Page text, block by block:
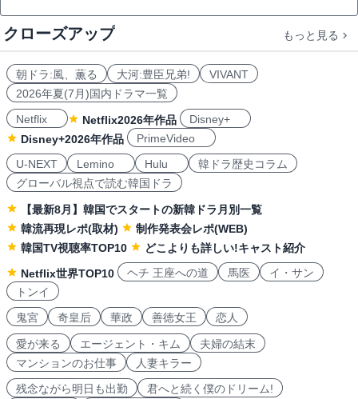
クローズアップ もっと見る
朝ドラ:風、薫る 大河:豊臣兄弟!
VIVANT
2026年夏(7月)国内ドラマ一覧
Netflix
Netflix2026年作品
Disney+
Disney+2026年作品
PrimeVideo
U-NEXT
Lemino Hulu
韓ドラ歴史コラム
グローバル視点で読む韓国ドラ
【最新8月】韓国でスタートの新韓ドラ月別一覧
韓流再現レポ(取材)
制作発表会レポ(WEB)
韓国TV視聴率TOP10
どこよりも詳しい!キャスト紹介
Netflix世界TOP10
ヘチ 王座への道 馬医
イ・サン
トンイ
鬼宮
奇皇后 華政 善徳女王 恋人
愛が来る エージェント・キム
夫婦の結末
マンションのお仕事
人妻キラー
残念ながら明日も出勤
君へと続く僕のドリーム!